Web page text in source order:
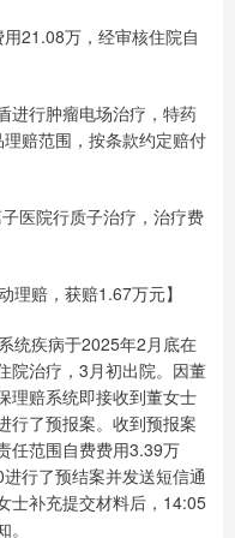
21.08万，经审核住院自
进行肿瘤电场治疗，特药
赔范围，按条款约定赔付
医院行质子治疗，治疗费
理赔，获赔1.67万元】
统疾病于2025年2月底在
院治疗，3月初出院。因董
理赔系统即接收到董女士
行了预报案。收到预报案
任范围自费费用3.39万
行了预结案并发送短信通
士补充提交材料后，14:05